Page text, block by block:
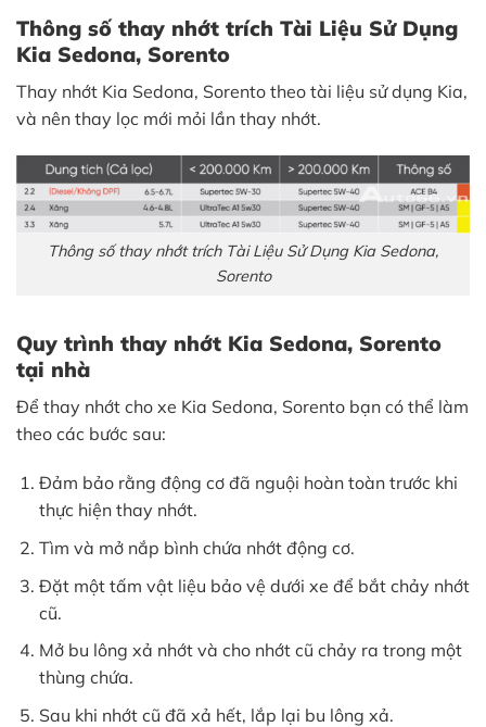
Thông số thay nhớt trích Tài Liệu Sử Dụng
Kia Sedona, Sorento
Thay nhớt Kia Sedona, Sorento theo tài liệu sử dụng Kia,
và nên thay lọc mới mỏi lần thay nhớt.
Thông số thay nhớt trích Tài Liệu Sử Dụng Kia Sedona,
Sorento
Quy trình thay nhớt Kia Sedona, Sorento
tại nhà
Để thay nhớt cho xe Kia Sedona, Sorento bạn có thể làm
theo các bước sau:
Đảm bảo rằng động cơ đã nguội hoàn toàn trước khi
thực hiện thay nhớt.
Tìm và mở nắp bình chứa nhớt động cơ.
Đặt một tấm vật liệu bảo vệ dưới xe để bắt chảy nhớt
cũ.
Mở bu lông xả nhớt và cho nhớt cũ chảy ra trong một
thùng chứa.
Sau khi nhớt cũ đã xả hết, lắp lại bu lông xả.